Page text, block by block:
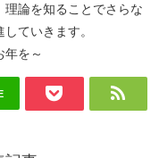
理論を知ることでさらな
ていきます。
年を～